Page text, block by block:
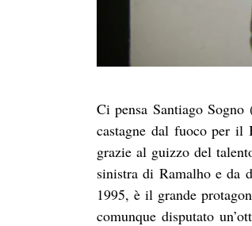
Ci pensa Santiago
castagne dal fuoco per il
grazie al guizzo del
sinistra di Ramalho e da
1995, è il grande
comunque disputato